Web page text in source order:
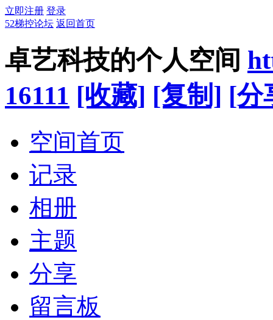
立即注册 登录
52梯控论坛 返回首页
卓艺科技的个人空间
16111 [收藏] [复制] [分
空间首页
记录
相册
主题
分享
留言板